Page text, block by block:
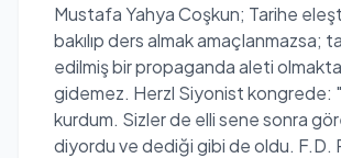
Mustafa Yahya Coşkun; Tarihe
bakılıp ders almak amaçlanmazsa;
edilmiş bir propaganda aleti
gidemez. Herzl Siyonist kongrede:
kurdum. Sizler de elli sene sonra
diyordu ve dediği gibi de oldu. F.D.